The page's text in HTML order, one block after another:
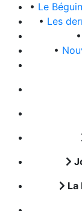
• Le
• Les
•
•